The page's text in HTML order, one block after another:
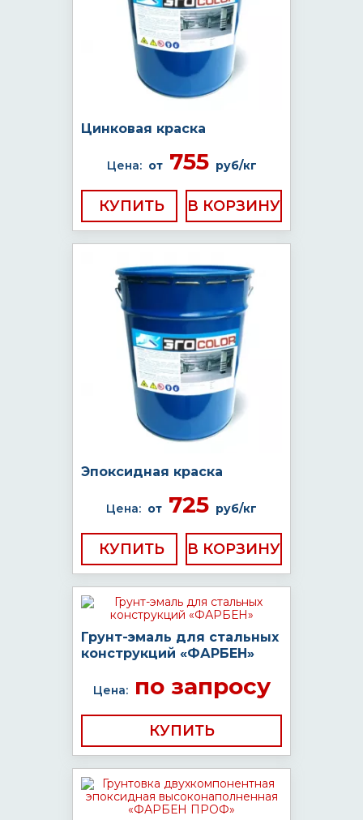
Цинковая краска
Цена: от755 руб/кг
КУПИТЬ
Эпоксидная краска
Цена: от 725 руб/кг
КУПИТЬ
Грунт-эмаль для стальных
конструкций «ФАРБЕН»
Цена:по запросу
КУПИТЬ